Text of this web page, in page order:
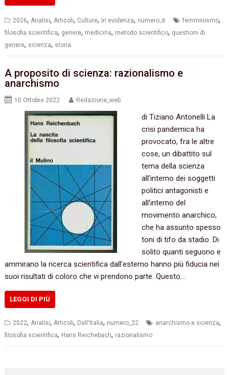
2026,Analisi,Articoli, Culture, In evidenza, numero_6 femminismo,
filosofia scientifica, genere, medicina, metodo scientifico, questioni di
genere, scienza, storia
A proposito di scienza: razionalismo e
anarchismo
10 Ottobre 2022 Redazione_web
di Tiziano Antonelli La
crisi pandemica ha
provocato, fra le altre
cose, un dibattito sul
tema della scienza
all’interno dei soggetti
politici antagonisti e
all’interno del
movimento anarchico,
che ha assunto spesso
toni di tifo da stadio. Di
solito quanti seguono e
ammirano la ricerca scientifica dall’esterno hanno più fiducia nei
suoi risultati di coloro che vi prendono parte. Questo…
LEGGI DI PIÙ
2022, Analisi, Articoli, Dall'Italia, numero_22 anarchismo e scienza,
filosofia scientifica, Hans Reichebach, razionalismo